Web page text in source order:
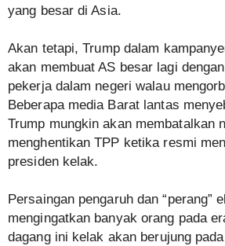
yang besar di Asia.
Akan tetapi, Trump dalam
akan membuat AS besar lagi
pekerja dalam negeri walau
Beberapa media Barat lantas
Trump mungkin akan membatalkan
menghentikan TPP ketika resmi
presiden kelak.
Persaingan pengaruh dan “perang”
mengingatkan banyak orang pada
dagang ini kelak akan berujung